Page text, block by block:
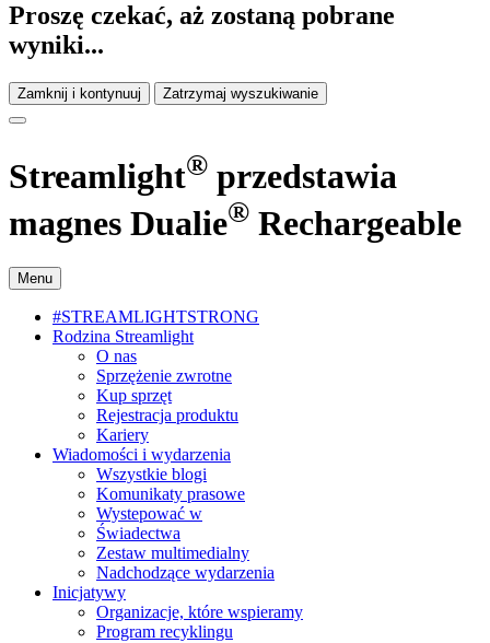
Proszę czekać, aż zostaną pobrane
wyniki...
Zamknij i kontynuuj Zatrzymaj wyszukiwanie
Streamlight® przedstawia
magnes Dualie® Rechargeable
Menu
#STREAMLIGHTSTRONG
Rodzina Streamlight
O nas
Sprzężenie zwrotne
Kup sprzęt
Rejestracja produktu
Kariery
Wiadomości i wydarzenia
Wszystkie blogi
Komunikaty prasowe
Wystepować w
Świadectwa
Zestaw multimedialny
Nadchodzące wydarzenia
Inicjatywy
Organizacje, które wspieramy
Program recyklingu